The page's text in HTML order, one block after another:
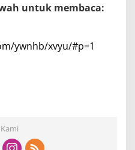
untuk membaca:
ywnhb/xvyu/#p=1